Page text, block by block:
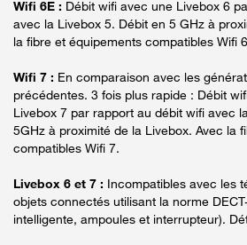
Wifi 6E : Débit wifi avec une Livebox 6
avec la Livebox 5. Débit en 5 GHz à
la fibre et équipements compatibles Wifi
Wifi 7 : En comparaison avec les
précédentes. 3 fois plus rapide : Débit
Livebox 7 par rapport au débit wifi avec
5GHz à proximité de la Livebox. Avec la
compatibles Wifi 7.
Livebox 6 et 7 : Incompatibles avec les
objets connectés utilisant la norme
intelligente, ampoules et interrupteur).